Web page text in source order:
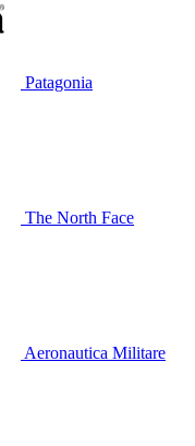
Patagonia
The North Face
Aeronautica Militare